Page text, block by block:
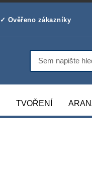
✓ Ověřeno zákazníky
TVOŘENÍ